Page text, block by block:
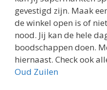
gevestigd zijn. Maak
de winkel open is of
nood. Jij kan de hele
boodschappen doen.
hiernaast. Check ook
Oud Zuilen